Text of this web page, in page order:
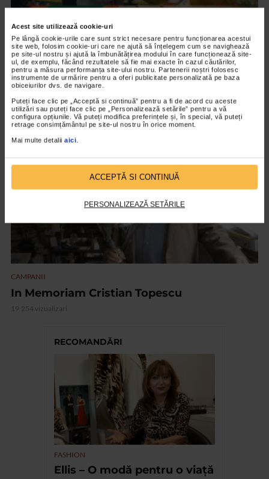
Acest site utilizează cookie-uri
Pe lângă cookie-urile care sunt strict necesare pentru funcționarea acestui
site web, folosim cookie-uri care ne ajută să înțelegem cum se navighează
pe site-ul nostru și ajută la îmbunătățirea modului în care funcționează site-
ul, de exemplu, făcând rezultatele să fie mai exacte în cazul căutărilor,
pentru a măsura performanța site-ului nostru. Partenerii noștri folosesc
instrumente de urmărire pentru a oferi publicitate personalizată pe baza
obiceiurilor dvs. de navigare.
Puteți face clic pe „Acceptă si continuă” pentru a fi de acord cu aceste
utilizări sau puteți face clic pe „Personalizează setările” pentru a vă
configura opțiunile. Vă puteți modifica preferințele și, în special, vă puteți
retrage consimțământul pe site-ul nostru în orice moment.
Mai multe detalii aici.
ACCEPTĂ SI CONTINUĂ
PERSONALIZEAZĂ SETĂRILE
CAMPANII
Catena si Adrian Enache va ureaza
Sarbatori fericite!
9.604 vizualizari
VIDEO
CAMPANII
In Memoriam Cristian Topescu
19.254 vizualizari
RECOMANDĂRI
FASHION
Ellis – O modă pentru o viață